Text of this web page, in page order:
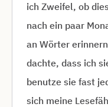
ich Zweifel, ob
nach ein paar
an Wörter
dachte, dass ich
benutze sie fast
sich meine